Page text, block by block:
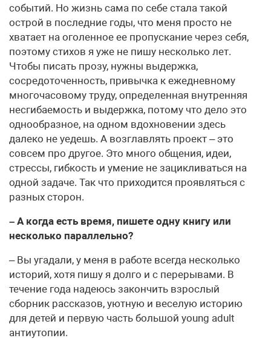
событий. Но жизнь сама по себе стала такой
острой в последние годы, что меня просто не
хватает на оголенное ее пропускание через себя,
поэтому стихов я уже не пишу несколько лет.
Чтобы писать прозу, нужны выдержка,
сосредоточенность, привычка к ежедневному
многочасовому труду, определенная внутренняя
несгибаемость и выдержка, потому что дело это
однообразное, на одном вдохновении здесь
далеко не уедешь. А возглавлять проект – это
совсем про другое. Это много общения, идеи,
стрессы, гибкость и умение не зацикливаться на
одной задаче. Так что приходится проявляться с
разных сторон.
– А когда есть время, пишете одну книгу или
несколько параллельно?
– Вы угадали, у меня в работе всегда несколько
историй, хотя пишу я долго и с перерывами. В
течение года надеюсь закончить взрослый
сборник рассказов, уютную и веселую историю
для детей и первую часть большой young adult
антиутопии.